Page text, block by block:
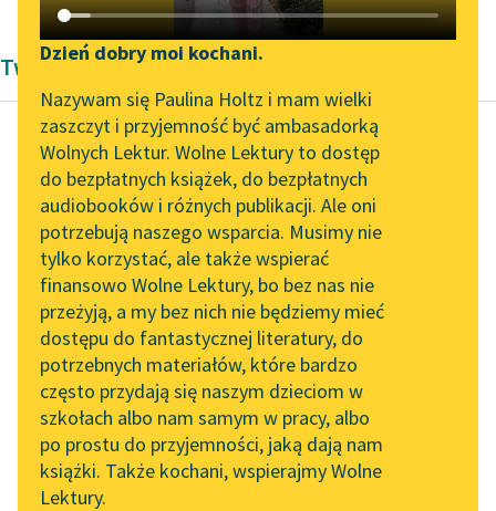
Katalog DAISY
Podkasty o książkach
Zgłoś brak utworu
Aktualności
„Prokurator Alicja Horn”
do słuchania
Byliśmy częścią AI Impact
Lab
Zapraszamy na spotkanie
online z tłumaczkami
literatury skandynawskiej
Spotkanie z Katarzyną
Tunkiel w Oslo
102. lata temu zmarł
Joseph Conrad
Narzędzia
Mapa Wolnych Lektur
Leśmianator
Przewodnik dla piszących i
czytających
API
OAI-PMH
Widget Wolnych Lektur
Przypisy
Dzień dobry moi kochani.
Nazywam się Paulina Holtz i mam wielki
zaszczyt i przyjemność być ambasadorką
Wolnych Lektur. Wolne Lektury to dostęp
do bezpłatnych książek, do bezpłatnych
audiobooków i różnych publikacji. Ale oni
potrzebują naszego wsparcia. Musimy nie
tylko korzystać, ale także wspierać
finansowo Wolne Lektury, bo bez nas nie
przeżyją, a my bez nich nie będziemy mieć
dostępu do fantastycznej literatury, do
potrzebnych materiałów, które bardzo
często przydają się naszym dzieciom w
szkołach albo nam samym w pracy, albo
po prostu do przyjemności, jaką dają nam
książki. Także kochani, wspierajmy Wolne
Lektury.
Twórczość Renesans Giovanniego Boccaccia
Giovanni Boccaccio
Dekameron
Po czym powrócił z
żoną do domu,
majętność swoją w
posiadanie objął i jak
mu...
Czytaj więcej